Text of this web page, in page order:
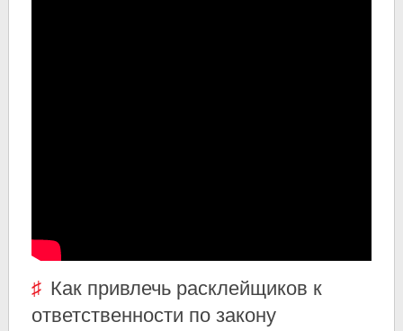
Как привлечь расклейщиков к
ответственности по закону